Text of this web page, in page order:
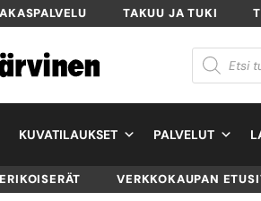
TAKUU JA TUKI
KUVATILAUKSET PALVELUT
VERKKOKAUPAN